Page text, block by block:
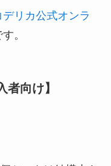
デリカ公式オンラ
。
向け】